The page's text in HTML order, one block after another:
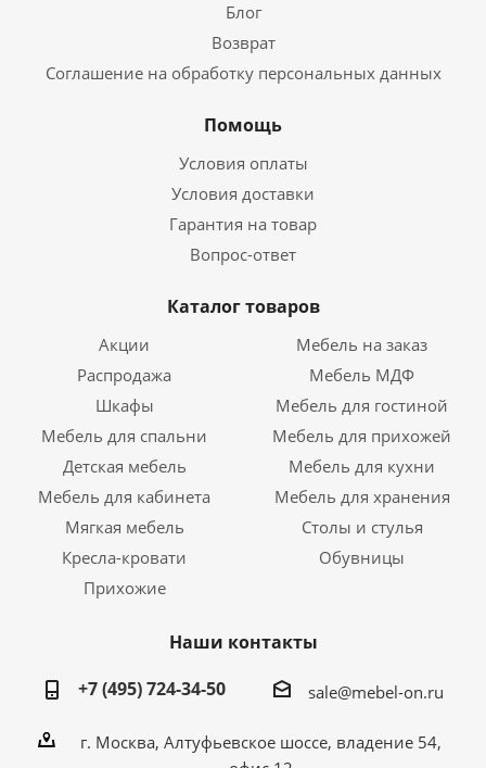
Блог
Возврат
Соглашение на обработку персональных данных
Помощь
Условия оплаты
Условия доставки
Гарантия на товар
Вопрос-ответ
Каталог товаров
Акции
Мебель на заказ
Распродажа
Мебель МДФ
Шкафы
Мебель для гостиной
Мебель для спальни
Мебель для прихожей
Детская мебель
Мебель для кухни
Мебель для кабинета
Мебель для хранения
Мягкая мебель
Столы и стулья
Кресла-кровати
Обувницы
Прихожие
Наши контакты
+7 (495) 724-34-50
sale@mebel-on.ru
г. Москва, Алтуфьевское шоссе, владение 54,